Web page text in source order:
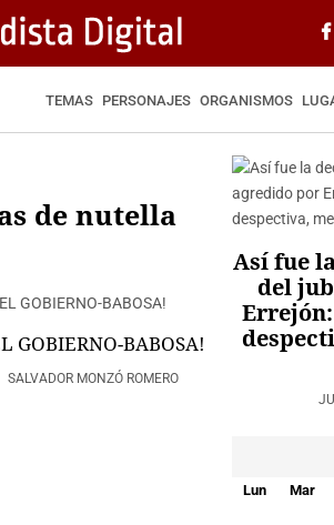
TEMAS PERSONAJES ORGANISMOS
de nutella
GOBIERNO-BABOSA!
SALVADOR MONZÓ ROMERO
Así fue
del
Lun Mar